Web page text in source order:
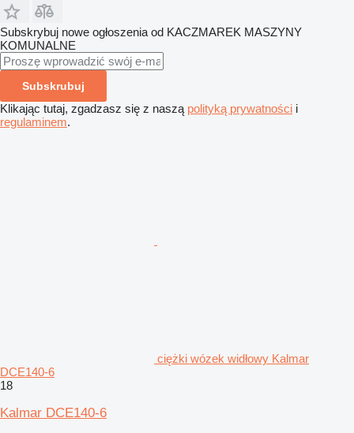
Subskrybuj nowe ogłoszenia od KACZMAREK MASZYNY
KOMUNALNE
Subskrubuj
Klikając tutaj, zgadzasz się z naszą polityką prywatności i
regulaminem.
ciężki wózek widłowy Kalmar
DCE140-6
18
Kalmar DCE140-6